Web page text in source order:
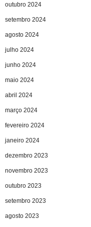
outubro 2024
setembro 2024
agosto 2024
julho 2024
junho 2024
maio 2024
abril 2024
março 2024
fevereiro 2024
janeiro 2024
dezembro 2023
novembro 2023
outubro 2023
setembro 2023
agosto 2023